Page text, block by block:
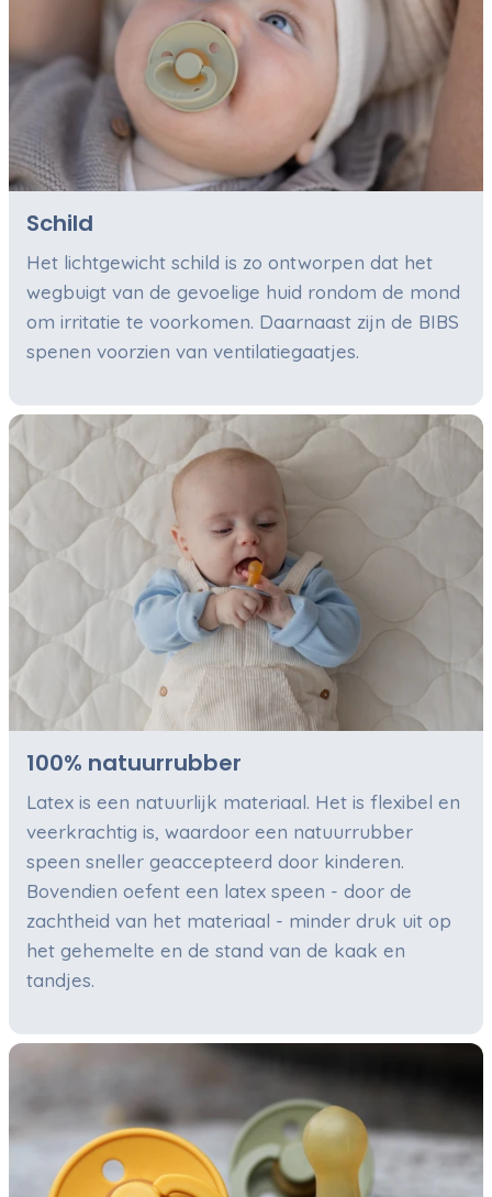
Schild
Het lichtgewicht schild is zo ontworpen dat het
wegbuigt van de gevoelige huid rondom de mond
om irritatie te voorkomen. Daarnaast zijn de BIBS
spenen voorzien van ventilatiegaatjes.
100% natuurrubber
Latex is een natuurlijk materiaal. Het is flexibel en
veerkrachtig is, waardoor een natuurrubber
speen sneller geaccepteerd door kinderen.
Bovendien oefent een latex speen - door de
zachtheid van het materiaal - minder druk uit op
het gehemelte en de stand van de kaak en
tandjes.